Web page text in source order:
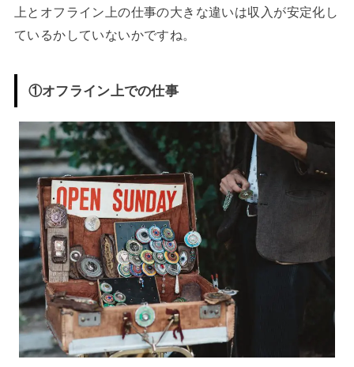
上とオフライン上の仕事の大きな違いは収入が安定化し
ているかしていないかですね。
①オフライン上での仕事